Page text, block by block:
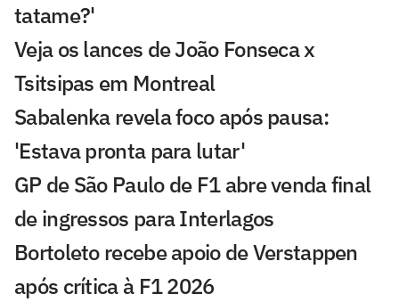
tatame?'
Veja os lances de João Fonseca x
Tsitsipas em Montreal
Sabalenka revela foco após pausa:
'Estava pronta para lutar'
GP de São Paulo de F1 abre venda final
de ingressos para Interlagos
Bortoleto recebe apoio de Verstappen
após crítica à F1 2026